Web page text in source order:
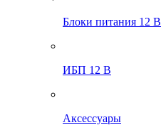
Блоки питания 12 В
ИБП 12 В
Аксессуары